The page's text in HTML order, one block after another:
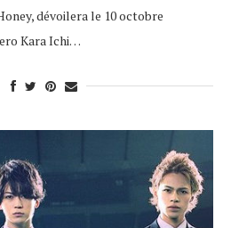
dévoilera le 10 octobre
Kara Ichi…